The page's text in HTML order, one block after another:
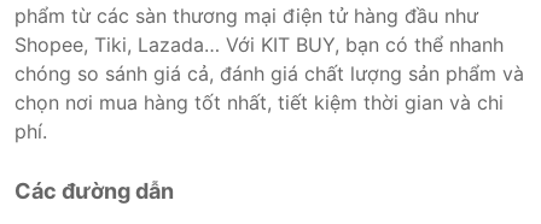
phẩm từ các sàn thương mại điện tử hàng đầu như
Shopee, Tiki, Lazada… Với KIT BUY, bạn có thể nhanh
chóng so sánh giá cả, đánh giá chất lượng sản phẩm và
chọn nơi mua hàng tốt nhất, tiết kiệm thời gian và chi
phí.
Các đường dẫn